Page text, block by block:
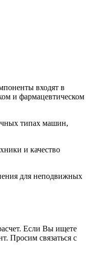
входят в
и фармацевтическом
типах машин,
и качество
для неподвижных
Если Вы ищете
Просим связаться с